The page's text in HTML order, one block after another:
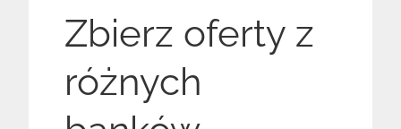
Zbierz oferty z
różnych